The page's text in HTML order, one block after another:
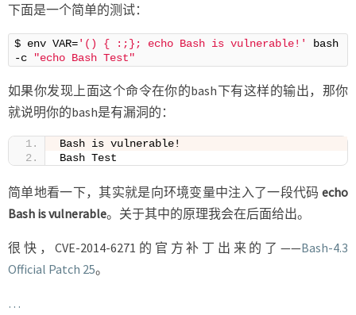
下面是一个简单的测试：
$ env VAR='() { :;}; echo Bash is vulnerable!'
bash
-c
"echo Bash Test"
如果你发现上面这个命令在你的bash下有这样的输出，那你
就说明你的bash是有漏洞的：
Bash is vulnerable!
Bash Test
简单地看一下，其实就是向环境变量中注入了一段代码 echo
Bash is vulnerable。关于其中的原理我会在后面给出。
很快，CVE-2014-6271的官方补丁出来的了——Bash-4.3
Official Patch 25。
…